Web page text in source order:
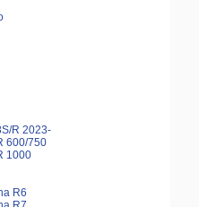
R 2023-
600/750
1000
R6